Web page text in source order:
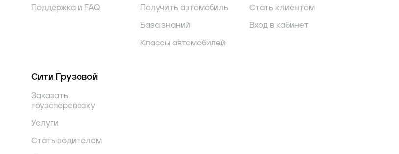
Поддержка и FAQ Получить автомобиль
База знаний
Классы автомобилей
Стать клиентом
Вход в кабинет
Сити Грузовой
Заказать
грузоперевозку
Услуги
Стать водителем